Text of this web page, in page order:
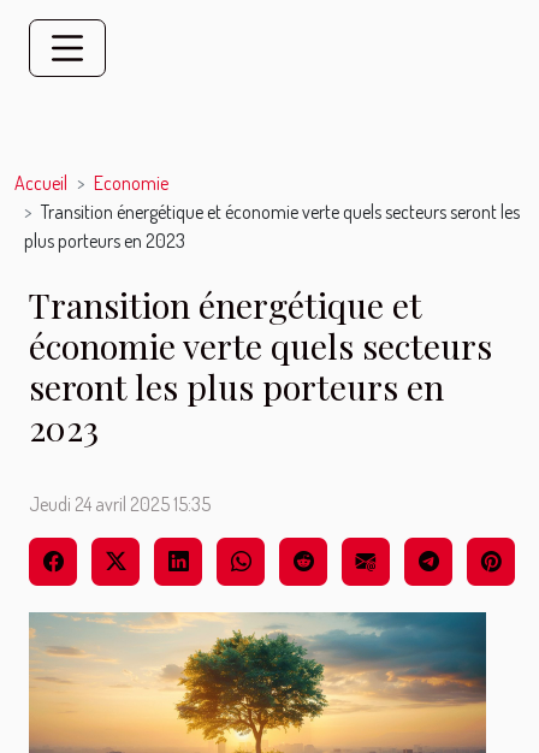
Accueil
Economie
Transition énergétique et économie verte quels secteurs seront les
plus porteurs en 2023
Transition énergétique et
économie verte quels secteurs
seront les plus porteurs en
2023
Jeudi 24 avril 2025 15:35